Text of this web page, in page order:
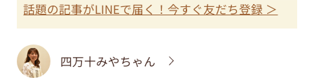
話題の記事がLINEで届く！今すぐ友だち登録 ＞
四万十みやちゃん